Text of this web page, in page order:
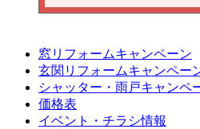
窓リフォームキャンペーン
玄関リフォームキャンペー
シャッター・雨戸キャンペ
価格表
イベント・チラシ情報